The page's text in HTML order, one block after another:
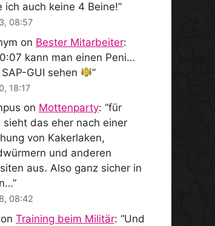
ich auch keine 4 Beine!”
08:57
on Bester Mitarbeiter:
kann man einen Peni…
GUI sehen
”
18:17
on Mottenparty: “für
sieht das eher nach einer
von Kakerlaken,
und anderen
aus. Also ganz sicher in
”
08:42
on Training beim Militär: “Und